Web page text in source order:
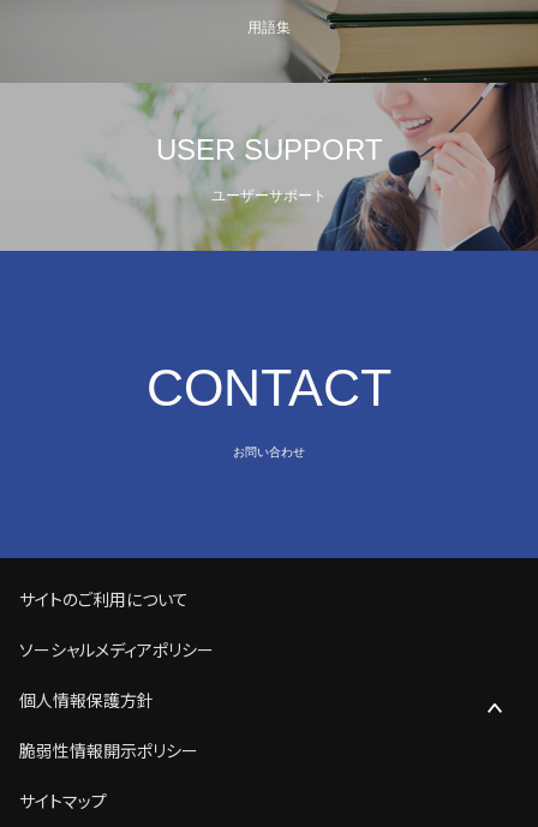
用語集
USER SUPPORT
ユーザーサポート
CONTACT
お問い合わせ
サイトのご利用について
ソーシャルメディアポリシー
個人情報保護方針
脆弱性情報開示ポリシー
サイトマップ